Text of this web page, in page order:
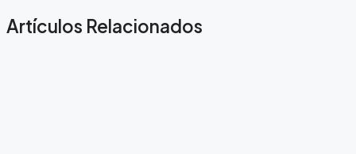
Artículos Relacionados